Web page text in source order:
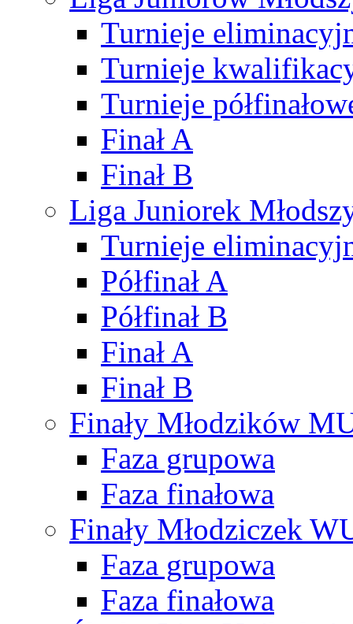
Turnieje
Turnieje
Turnieje
Finał A
Finał B
Liga Juniorek
Turnieje
Półfinał A
Półfinał B
Finał A
Finał B
Finały Młodzików
Faza grupowa
Faza finałowa
Finały Młodziczek
Faza grupowa
Faza finałowa